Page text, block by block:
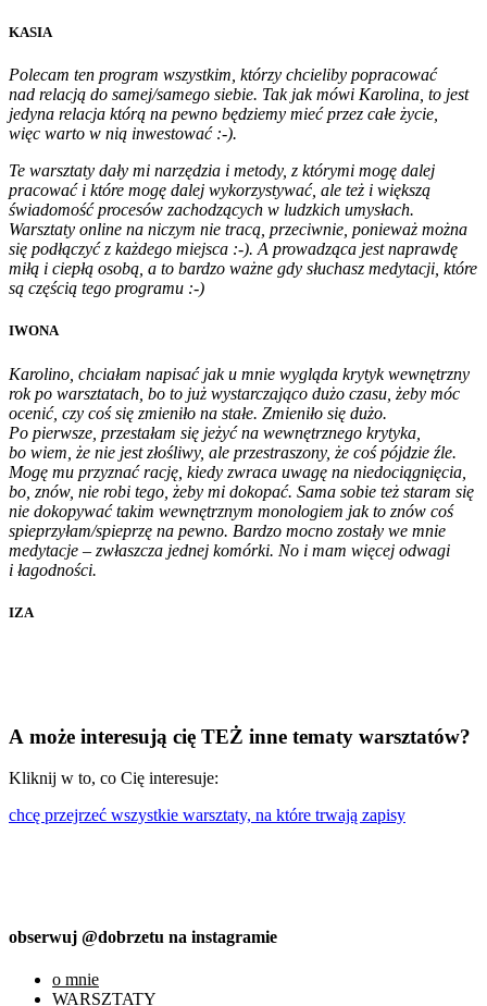
KASIA
Polecam ten program wszystkim, którzy chcieliby popracować
nad relacją do samej/samego siebie. Tak jak mówi Karolina, to jest
jedyna relacja którą na pewno będziemy mieć przez całe życie,
więc warto w nią inwestować :-).
Te warsztaty dały mi narzędzia i metody, z którymi mogę dalej
pracować i które mogę dalej wykorzystywać, ale też i większą
świadomość procesów zachodzących w ludzkich umysłach.
Warsztaty online na niczym nie tracą, przeciwnie, ponieważ można
się podłączyć z każdego miejsca :-). A prowadząca jest naprawdę
miłą i ciepłą osobą, a to bardzo ważne gdy słuchasz medytacji, które
są częścią tego programu :-)
IWONA
Karolino, chciałam napisać jak u mnie wygląda krytyk wewnętrzny
rok po warsztatach, bo to już wystarczająco dużo czasu, żeby móc
ocenić, czy coś się zmieniło na stałe. Zmieniło się dużo.
Po pierwsze, przestałam się jeżyć na wewnętrznego krytyka,
bo wiem, że nie jest złośliwy, ale przestraszony, że coś pójdzie źle.
Mogę mu przyznać rację, kiedy zwraca uwagę na niedociągnięcia,
bo, znów, nie robi tego, żeby mi dokopać. Sama sobie też staram się
nie dokopywać takim wewnętrznym monologiem jak to znów coś
spieprzyłam/spieprzę na pewno. Bardzo mocno zostały we mnie
medytacje – zwłaszcza jednej komórki. No i mam więcej odwagi
i łagodności.
IZA
A może interesują cię TEŻ inne tematy warsztatów?
Kliknij w to, co Cię interesuje:
chcę przejrzeć wszystkie warsztaty, na które trwają zapisy
obserwuj @dobrzetu na instagramie
o mnie
WARSZTATY